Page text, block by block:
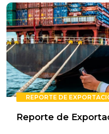
REPORTE DE
Reporte de